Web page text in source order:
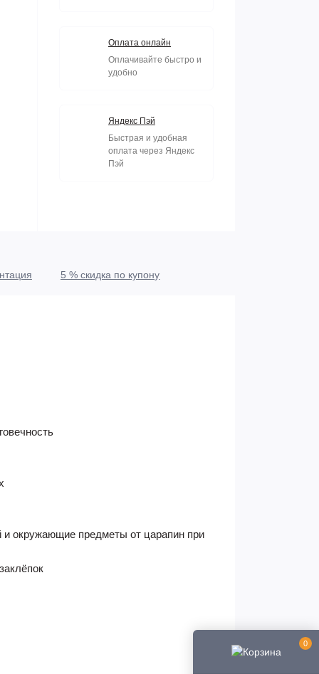
0
Оплата онлайн
Оплачивайте быстро и
удобно
Яндекс Пэй
Быстрая и удобная
оплата через Яндекс
Пэй
5 % скидка по купону
и окружающие предметы от царапин при